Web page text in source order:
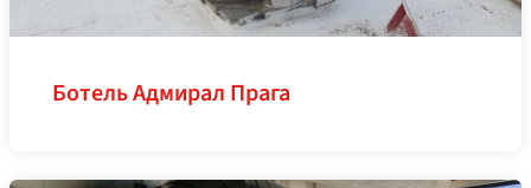
Ботель Адмирал Прага